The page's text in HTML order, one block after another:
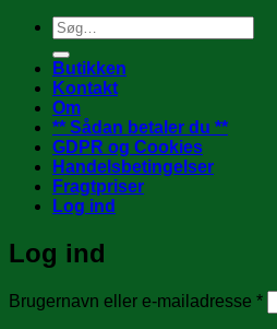
Søg
efter:
Butikken
Kontakt
Om
** Sådan betaler du **
GDPR og Cookies
Handelsbetingelser
Fragtpriser
Log ind
Log ind
Brugernavn eller e-mailadresse *